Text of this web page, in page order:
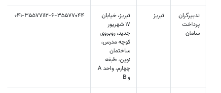
تدبیرگران
پرداخت
سامان
تبریز
تبریز، خیابان
17 شهریور
جدید، روبروی
کوچه مدرس،
ساختمان
نوین، طبقه
چهارم، واحد A
و B
041-35577112-6-35577044